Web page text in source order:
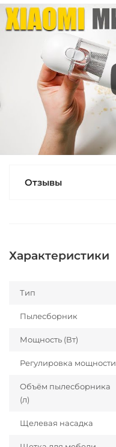
Отзывы
Характеристики
Тип
Пылесборник
Мощность (Вт)
Регулировка мощности
Объём пылесборника
(л)
Щелевая насадка